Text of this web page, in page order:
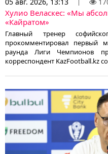
Хулио Веласкес: «Мы
«Кайратом»
Главный тренер
прокомментировал первый
раунда Лиги Чемпионов
корреспондент KazFootball.kz